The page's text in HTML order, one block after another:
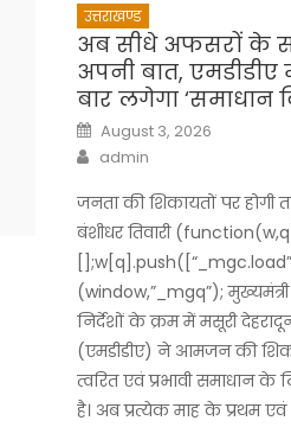
उत्तराखण्ड
अब सीधे अफसरों के
अपनी बात, एमडीडीए
बार लगेगा ‘समाधान
Posted
on
August 3, 2026
Author
admin
जनता की शिकायतों पर होगी
बंशीधर तिवारी
(window,”_mgq”);
निर्देशों के क्रम में मसूरी
(एमडीडीए) ने आमजन की
त्वरित एवं प्रभावी समाधान
है। अब प्रत्येक माह के प्रथम